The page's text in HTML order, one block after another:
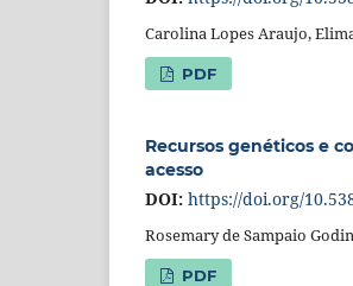
Carolina Lopes Araujo,
PDF
Recursos genéticos e
acesso
DOI: https://doi.org/
Rosemary de Sampaio
PDF